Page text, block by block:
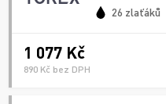
26 zlaťáků
1 077 Kč
890 Kč bez DPH